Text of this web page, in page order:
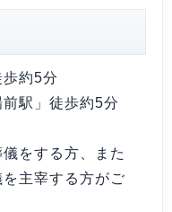
約5分
駅」徒歩約5分
をする方、また
主宰する方がご